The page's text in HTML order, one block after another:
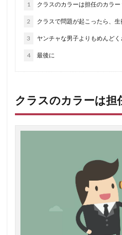
1 クラスのカラーは担任のカラー
2 クラスで問題が起こったら、生
3 ヤンチャな男子よりもめんどく
4 最後に
クラスのカラーは担